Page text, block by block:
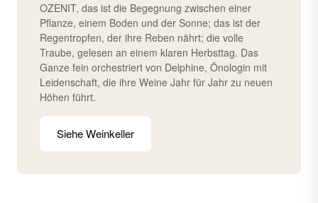
OZENIT, das ist die Begegnung zwischen einer
Pflanze, einem Boden und der Sonne; das ist der
Regentropfen, der ihre Reben nährt; die volle
Traube, gelesen an einem klaren Herbsttag. Das
Ganze fein orchestriert von Delphine, Önologin mit
Leidenschaft, die ihre Weine Jahr für Jahr zu neuen
Höhen führt.
Siehe Weinkeller